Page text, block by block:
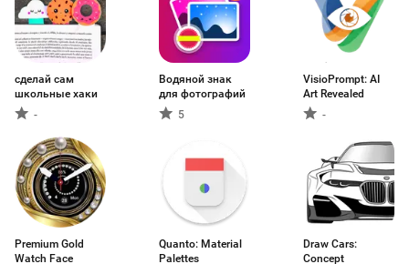
сделай сам
школьные хаки
-
Водяной знак
для фотографий
5
VisioPrompt: AI
Art Revealed
-
Premium Gold
Watch Face
Quanto: Material
Palettes
Draw Cars:
Concept